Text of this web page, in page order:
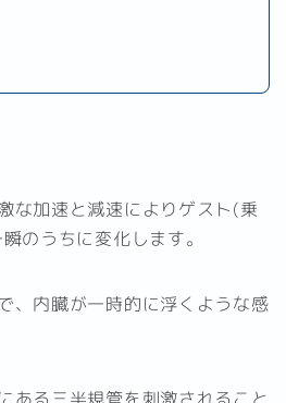
な加速と減速によりゲスト(乗
のうちに変化します。
、内臓が一時的に浮くような感